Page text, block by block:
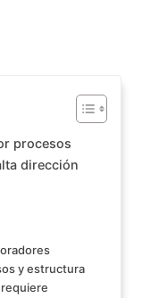
procesos
dirección
y estructura